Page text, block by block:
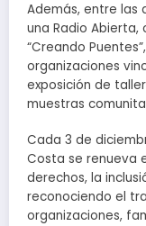
Además, entre las
una Radio Abierta,
“Creando
organizaciones
exposición de
muestras
Cada 3 de
Costa se renueva
derechos, la
reconociendo el
organizaciones,